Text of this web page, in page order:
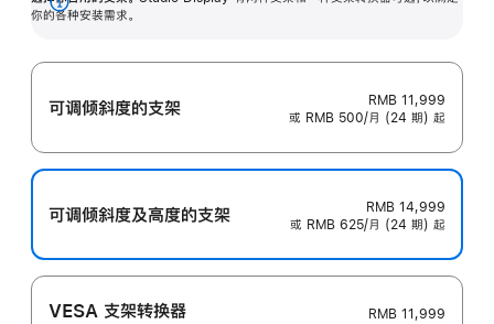
你的各种安装需求。
展
可调倾斜度的支架
RMB 11,999
或 RMB 500/月 (24 期) 起
可调倾斜度及高‍度的支‍架
RMB 14,999
或 RMB 625/月 (24 期) 起
VESA 支架转换器
RMB 11,999